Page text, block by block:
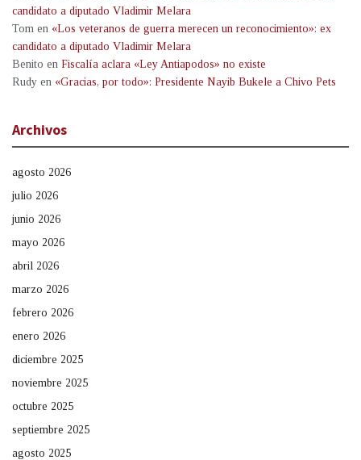
candidato a diputado Vladimir Melara
Tom en «Los veteranos de guerra merecen un reconocimiento»: ex
candidato a diputado Vladimir Melara
Benito en Fiscalía aclara «Ley Antiapodos» no existe
Rudy en «Gracias, por todo»: Presidente Nayib Bukele a Chivo Pets
Archivos
agosto 2026
julio 2026
junio 2026
mayo 2026
abril 2026
marzo 2026
febrero 2026
enero 2026
diciembre 2025
noviembre 2025
octubre 2025
septiembre 2025
agosto 2025